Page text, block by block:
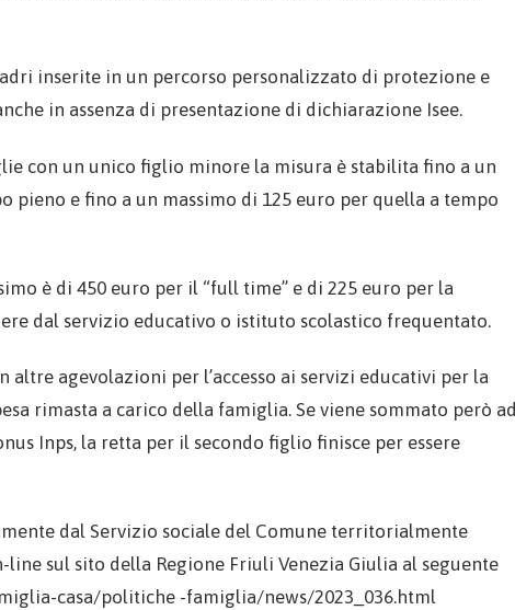
inserite in un percorso personalizzato di protezione e
in assenza di presentazione di dichiarazione Isee.
con un unico figlio minore la misura è stabilita fino a un
pieno e fino a un massimo di 125 euro per quella a tempo
è di 450 euro per il “full time” e di 225 euro per la
dal servizio educativo o istituto scolastico frequentato.
agevolazioni per l’accesso ai servizi educativi per la
rimasta a carico della famiglia. Se viene sommato però ad
Inps, la retta per il secondo figlio finisce per essere
dal Servizio sociale del Comune territorialmente
sul sito della Regione Friuli Venezia Giulia al seguente
casa/politiche -famiglia/news/2023_036.html